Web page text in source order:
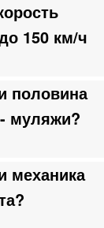
150 км/ч
половина
муляжи?
механика